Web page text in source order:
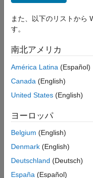
Syntax
Description
Input Arguments
Version History
See Also
Description
its initial read state,
This function is
(since R2026a)and on
example
Examples
また、以下のリストから
す。
南北アメリカ
América Latina (Español)
Canada (English)
United States (English)
ヨーロッパ
Belgium (English)
Denmark (English)
Deutschland (Deutsch)
España (Español)